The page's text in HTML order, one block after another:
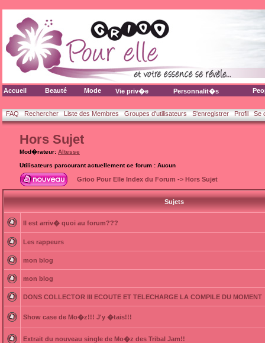
Accueil Beauté Mode Vie priv�e Personnalit�s
FAQ Rechercher Liste des Membres Groupes d'utilisateurs S'enregistrer Profil Se
Hors Sujet
Mod�rateur: Altesse
Utilisateurs parcourant actuellement ce forum : Aucun
Grioo Pour Elle Index du Forum -> Hors Sujet
Sujets
Il est arriv� quoi au forum???
Les rappeurs
mon blog
mon blog
DONS COLLECTOR III ECOUTE ET TELECHARGE LA COMPILE DU MOMENT
Show case de Mo�z!!! J'y �tais!!!
Extrait du nouveau single de Mo�z des Tribal Jam!!